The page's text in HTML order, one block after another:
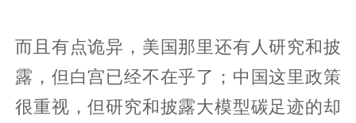
而且有点诡异，美国那里还有人研究和披
露，但白宫已经不在乎了；中国这里政策
很重视，但研究和披露大模型碳足迹的却